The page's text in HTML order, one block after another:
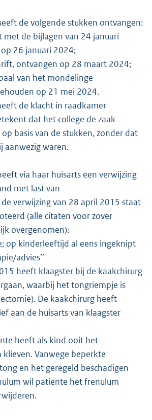
de volgende stukken ontvangen:
de bijlagen van 24 januari
26 januari 2024;
ontvangen op 28 maart 2024;
van het mondelinge
op 21 mei 2024.
de klacht in raadkamer
dat het college de zaak
basis van de stukken, zonder dat
aanwezig waren.
via haar huisarts een verwijzing
met last van
verwijzing van 28 april 2015 staat
(alle citaten voor zover
overgenomen):
op kinderleeftijd al eens ingeknipt
advies’’
heeft klaagster bij de kaakchirurg
waarbij het tongriempje is
De kaakchirurg heeft
aan de huisarts van klaagster
heeft als kind ooit het
Vanwege beperkte
en het geregeld beschadigen
wil patiente het frenulum